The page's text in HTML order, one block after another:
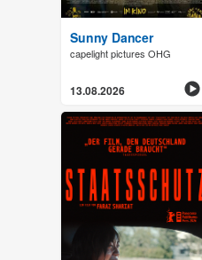
Sunny Dancer
capelight pictures OHG
13.08.2026